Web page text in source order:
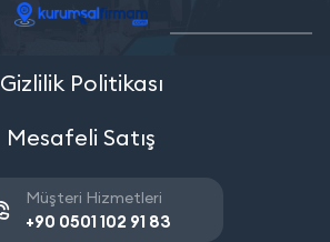
Gizlilik Politikası
Mesafeli Satış
Müşteri Hizmetleri
+90 0501 102 91 83